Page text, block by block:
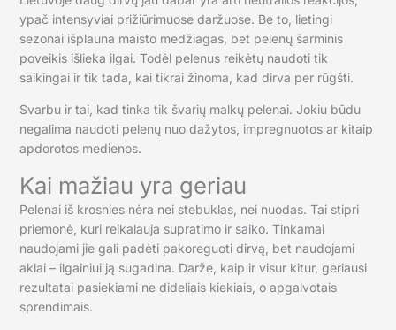
ypač intensyviai prižiūrimuose daržuose. Be to, lietingi
sezonai išplauna maisto medžiagas, bet pelenų šarminis
poveikis išlieka ilgai. Todėl pelenus reikėtų naudoti tik
saikingai ir tik tada, kai tikrai žinoma, kad dirva per rūgšti.
Svarbu ir tai, kad tinka tik švarių malkų pelenai. Jokiu būdu
negalima naudoti pelenų nuo dažytos, impregnuotos ar kitaip
apdorotos medienos.
Kai mažiau yra geriau
Pelenai iš krosnies nėra nei stebuklas, nei nuodas. Tai stipri
priemonė, kuri reikalauja supratimo ir saiko. Tinkamai
naudojami jie gali padėti pakoreguoti dirvą, bet naudojami
aklai – ilgainiui ją sugadina. Darže, kaip ir visur kitur, geriausi
rezultatai pasiekiami ne dideliais kiekiais, o apgalvotais
sprendimais.